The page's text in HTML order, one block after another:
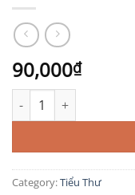
90,000₫
TIT63 quantity
Category:Tiểu Thư